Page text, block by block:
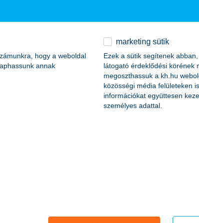
pénzügyi asszisztense rendkívüli ügyfélélményt ígér –
formában mutatja be, hogy hogyan működik, mire
hogy a weboldal
annak
marketing sütik
Ezek a sütik segítenek
látogató érdeklődési körének
megoszthassuk a kh.hu
közösségi média felületeken
információkat együttesen
személyes adattal.